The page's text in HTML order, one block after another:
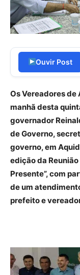
Ouvir Post
Os Vereadores
manhã desta
governador
de Governo,
governo, em
edição da
Presente”, com
de um
prefeito e